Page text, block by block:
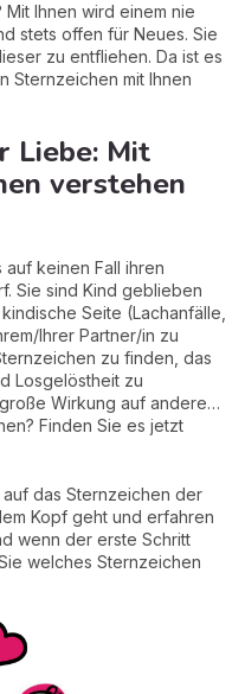
Ihnen wird einem nie
stets offen für Neues. Sie
zu entfliehen. Da ist es
Sternzeichen mit Ihnen
Liebe: Mit
verstehen
keinen Fall ihren
Sie sind Kind geblieben
Seite (Lachanfälle,
Ihrer Partner/in zu
zu finden, das
Losgelöstheit zu
Wirkung auf andere…
Finden Sie es jetzt
das Sternzeichen der
Kopf geht und erfahren
wenn der erste Schritt
welches Sternzeichen